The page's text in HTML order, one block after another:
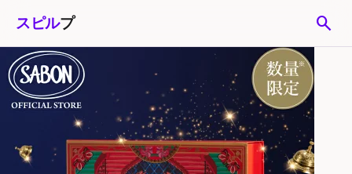
スピルプ search